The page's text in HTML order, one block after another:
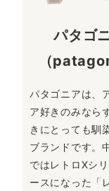
パタゴ
（
パタゴニアは、
ア好きのみなら
きにとっても馴
ブランドです。
ではレトロXシ
ースになった「